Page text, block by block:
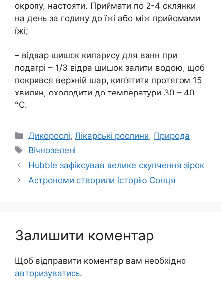
окропу, настояти. Приймати по 2-4 склянки
на день за годину до їжі або між прийомами
їжі;
– відвар шишок кипарису для ванн при
подагрі – 1/3 відра шишок залити водою, щоб
покрився верхній шар, кип’ятити протягом 15
хвилин, охолодити до температури 30 – 40
°С.
Категорії
Дикорослі,Лікарські рослини, Природа
Позначки
Вічнозелені
Hubble зафіксував велике скупчення зірок
Астрономи створили історію Сонця
Залишити коментар
Щоб відправити коментар вам необхідно
авторизуватись.